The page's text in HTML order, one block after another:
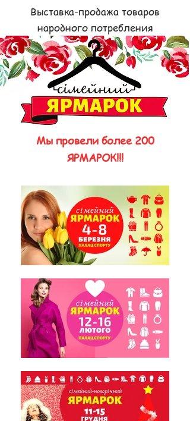
Выставка-продажа товаров
народного потребления
Мы провели более 200
ЯРМАРОК!!!